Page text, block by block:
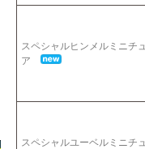
スペシャルヒンメルミニチ
ア
スペシャルユーベルミニチ